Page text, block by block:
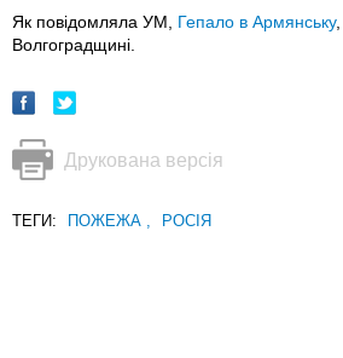
Як повідомляла УМ, Гепало в Армянську
Волгоградщині.
Друкована версія
ТЕГИ: ПОЖЕЖА , РОСІЯ